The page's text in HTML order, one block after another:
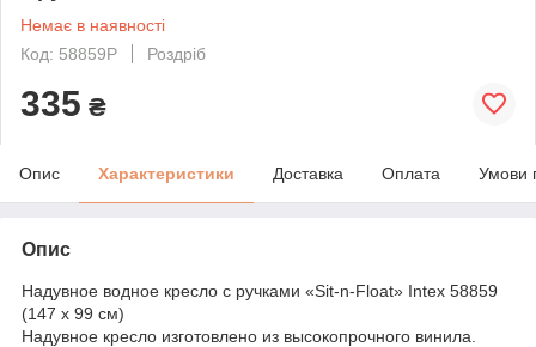
Немає в наявності
Код: 58859P
Роздріб
335 ₴
Опис Характеристики Доставка Оплата Умови
Опис
Надувное водное кресло с ручками «Sit-n-Float» Intex 58859
(147 х 99 см)
Надувное кресло изготовлено из высокопрочного винила.